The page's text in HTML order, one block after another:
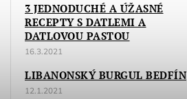
3 JEDNODUCHÉ A ÚŽASNÉ
RECEPTY S DATLEMI A
DATLOVOU PASTOU
16.3.2021
LIBANONSKÝ BURGUL BEDFÍN
12.1.2021